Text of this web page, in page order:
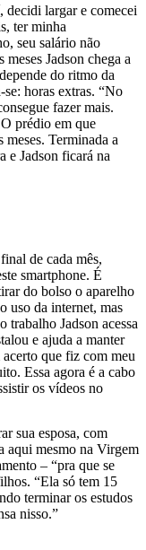
decidi largar e comecei
ter minha
seu salário não
Jadson chega a
do ritmo da
horas extras. “No
fazer mais.
prédio em que
meses. Terminada a
e Jadson ficará na
de cada mês,
smartphone. É
do bolso o aparelho
uso da internet, mas
trabalho Jadson acessa
e ajuda a manter
que fiz com meu
Essa agora é a cabo
os vídeos no
sua esposa, com
aqui mesmo na Virgem
– “pra que se
“Ela só tem 15
terminar os estudos
nisso.”